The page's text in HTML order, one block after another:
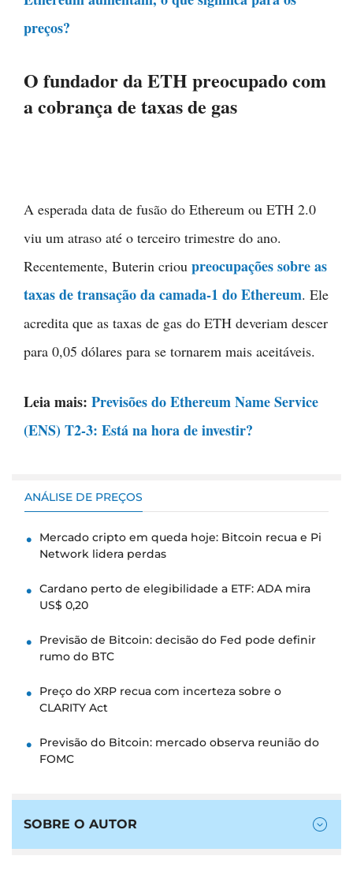
preços?
O fundador da ETH preocupado com
a cobrança de taxas de gas
A esperada data de fusão do Ethereum ou ETH 2.0
viu um atraso até o terceiro trimestre do ano.
Recentemente, Buterin criou preocupações sobre as
taxas de transação da camada-1 do Ethereum. Ele
acredita que as taxas de gas do ETH deveriam descer
para 0,05 dólares para se tornarem mais aceitáveis.
Leia mais: Previsões do Ethereum Name Service
(ENS) T2-3: Está na hora de investir?
ANÁLISE DE PREÇOS
Mercado cripto em queda hoje: Bitcoin recua e Pi
Network lidera perdas
Cardano perto de elegibilidade a ETF: ADA mira
US$ 0,20
Previsão de Bitcoin: decisão do Fed pode definir
rumo do BTC
Preço do XRP recua com incerteza sobre o
CLARITY Act
Previsão do Bitcoin: mercado observa reunião do
FOMC
SOBRE O AUTOR